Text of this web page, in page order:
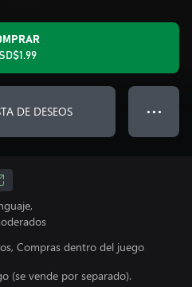
DE DESEOS ● ● ●
Compras dentro del juego
(se vende por separado).